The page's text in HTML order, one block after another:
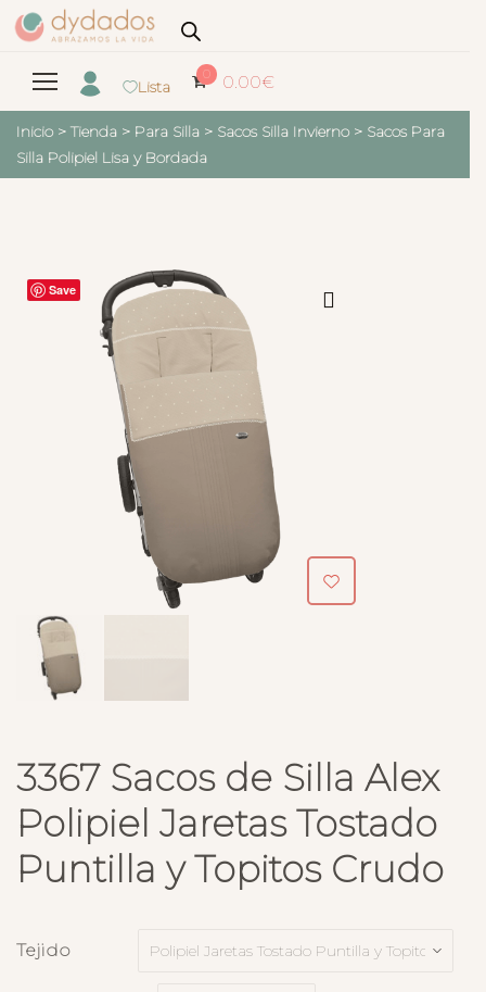
Lista
0 0.00€
Inicio > Tienda > Para Silla > Sacos Silla Invierno > Sacos Para
Silla Polipiel Lisa y Bordada
Save
3367 Sacos de Silla Alex
Polipiel Jaretas Tostado
Puntilla y Topitos Crudo
Tejido